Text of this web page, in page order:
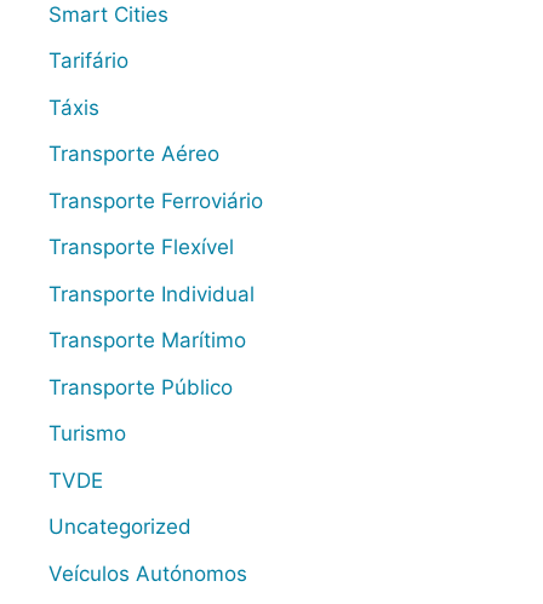
Smart Cities
Tarifário
Táxis
Transporte Aéreo
Transporte Ferroviário
Transporte Flexível
Transporte Individual
Transporte Marítimo
Transporte Público
Turismo
TVDE
Uncategorized
Veículos Autónomos